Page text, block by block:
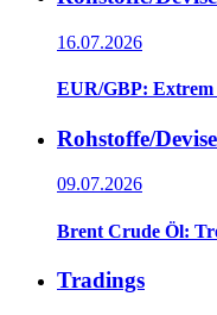
16.07.2026
EUR/GBP:
Rohstoffe/
09.07.2026
Brent Crude Öl:
Tradings